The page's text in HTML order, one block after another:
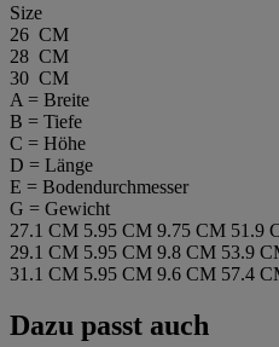
Size
26 CM
28 CM
30 CM
A = Breite
B = Tiefe
C = Höhe
D = Länge
E = Bodendurchmesser
G = Gewicht
27.1 CM 5.95 CM 9.75 CM 51.9
29.1 CM 5.95 CM 9.8 CM 53.9
31.1 CM 5.95 CM 9.6 CM 57.4
Dazu passt auch